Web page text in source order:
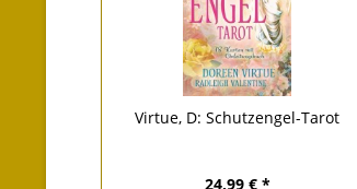
Virtue, D: Schutzengel-Tarot
24,99 € *